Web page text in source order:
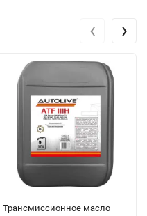
Трансмиссионное масло
‹ ›